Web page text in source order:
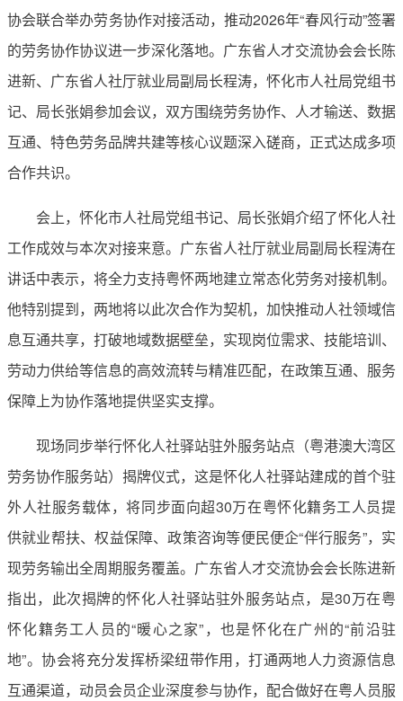
协会联合举办劳务协作对接活动，推动2026年“春风行动”签署
的劳务协作协议进一步深化落地。广东省人才交流协会会长陈
进新、广东省人社厅就业局副局长程涛，怀化市人社局党组书
记、局长张娟参加会议，双方围绕劳务协作、人才输送、数据
互通、特色劳务品牌共建等核心议题深入磋商，正式达成多项
合作共识。
会上，怀化市人社局党组书记、局长张娟介绍了怀化人社
工作成效与本次对接来意。广东省人社厅就业局副局长程涛在
讲话中表示，将全力支持粤怀两地建立常态化劳务对接机制。
他特别提到，两地将以此次合作为契机，加快推动人社领域信
息互通共享，打破地域数据壁垒，实现岗位需求、技能培训、
劳动力供给等信息的高效流转与精准匹配，在政策互通、服务
保障上为协作落地提供坚实支撑。
现场同步举行怀化人社驿站驻外服务站点（粤港澳大湾区
劳务协作服务站）揭牌仪式，这是怀化人社驿站建成的首个驻
外人社服务载体，将同步面向超30万在粤怀化籍务工人员提
供就业帮扶、权益保障、政策咨询等便民便企“伴行服务”，实
现劳务输出全周期服务覆盖。广东省人才交流协会会长陈进新
指出，此次揭牌的怀化人社驿站驻外服务站点，是30万在粤
怀化籍务工人员的“暖心之家”，也是怀化在广州的“前沿驻
地”。协会将充分发挥桥梁纽带作用，打通两地人力资源信息
互通渠道，动员会员企业深度参与协作，配合做好在粤人员服